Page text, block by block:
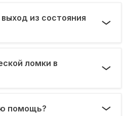
из состояния
ломки в
помощь?